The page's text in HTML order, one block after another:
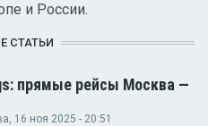
и России.
СТАТЬИ
прямые рейсы Москва —
, 16 ноя 2025 - 20:51